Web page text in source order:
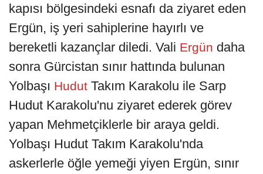
kapısı bölgesindeki esnafı da ziyaret eden
Ergün, iş yeri sahiplerine hayırlı ve
bereketli kazançlar diledi. Vali Ergün daha
sonra Gürcistan sınır hattında bulunan
Yolbaşı Hudut Takım Karakolu ile Sarp
Hudut Karakolu'nu ziyaret ederek görev
yapan Mehmetçiklerle bir araya geldi.
Yolbaşı Hudut Takım Karakolu'nda
askerlerle öğle yemeği yiyen Ergün, sınır